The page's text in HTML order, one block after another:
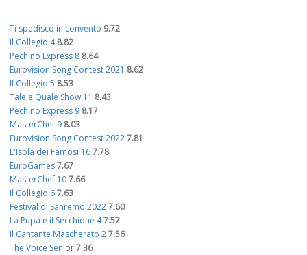
Ti spedisco in convento 9.72
Il Collegio 4 8.82
Pechino Express 8 8.64
Eurovision Song Contest 2021 8.62
Il Collegio 5 8.53
Tale e Quale Show 11 8.43
Pechino Express 9 8.17
MasterChef 9 8.03
Eurovision Song Contest 20227.81
L'Isola dei Famosi 167.78
EuroGames7.67
MasterChef 107.66
Il Collegio 67.63
Festival di Sanremo 20227.60
La Pupa e il Secchione 47.57
Il Cantante Mascherato 27.56
The Voice Senior7.36